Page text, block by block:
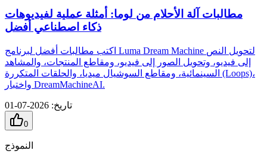
مطالبات آلة الأحلام من لوما: أمثلة عملية لفيديوهات
ذكاء اصطناعي أفضل
اكتب مطالبات أفضل لبرنامج Luma Dream Machine لتحويل النص
إلى فيديو، وتحويل الصور إلى فيديو، ومقاطع المنتجات، والمشاهد
السينمائية، ومقاطع السوشيال ميديا، والحلقات المتكررة (Loops)،
واختبار DreamMachineAI.
تاريخ:
2026-07-01
0
النموذج